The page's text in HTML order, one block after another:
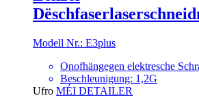
Modell Nr.: E3plus
Onofhängegen elektresche
Beschleunigung: 1,2G
Ufro MÉI DETAILER